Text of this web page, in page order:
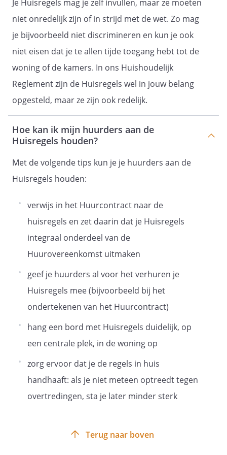
geen hinder of overlast veroorzaakt
aan je medebewoners en
omwonenden
tussen 22.00 en 08.00 uur houd je
extra rekening met je omgeving.
Houd bijvoorbeeld de muziek zacht,
laat geen (af)wasmachines en/of
drogers meer draaien en doe zachtjes
op de gangen, hal en trappenhuizen.
geen feestje geeft in huis zonder
instemming van de medebewoners en
zonder overleg met de omwonenden
Aanpassingen aan je eigen kamer
Je mag je kamer inrichten naar eigen
smaak, maar je mag geen
aanpassingen doen aan je kamer zoals
muren verven en/of gaten maken in de
Houd er ook rekening mee dat je sowieso
verplicht bent de kamer in de
oorspronkelijke staat terug te brengen
tegen het einde van je huurcontract,
anders brengen wij daarvoor
herstelkosten in rekening.
Je Huisregels mag je zelf invullen, maar ze moeten
niet onredelijk zijn of in strijd met de wet. Zo mag
je bijvoorbeeld niet discrimineren en kun je ook
niet eisen dat je te allen tijde toegang hebt tot de
woning of de kamers. In ons Huishoudelijk
Reglement zijn de Huisregels wel in jouw belang
opgesteld, maar ze zijn ook redelijk.
Hoe kan ik mijn huurders aan de
Huisregels houden?
Met de volgende tips kun je je huurders aan de
Huisregels houden:
verwijs in het Huurcontract naar de
huisregels en zet daarin dat je Huisregels
integraal onderdeel van de
Huurovereenkomst uitmaken
geef je huurders al voor het verhuren je
Huisregels mee (bijvoorbeeld bij het
ondertekenen van het Huurcontract)
hang een bord met Huisregels duidelijk, op
een centrale plek, in de woning op
zorg ervoor dat je de regels in huis
handhaaft: als je niet meteen optreedt tegen
overtredingen, sta je later minder sterk
Terug naar boven